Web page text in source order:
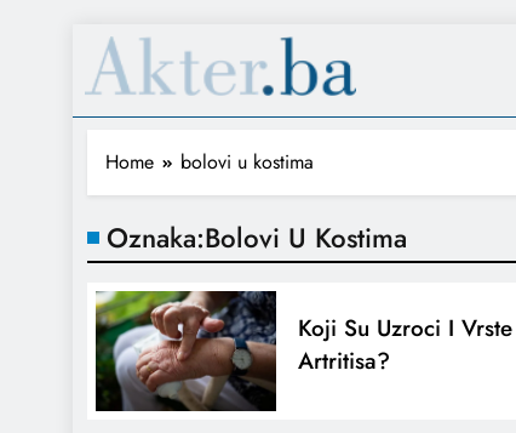
Home bolovi u kostima
Oznaka:Bolovi U Kostima
Koji Su Uzroci I Vrste
Artritisa?